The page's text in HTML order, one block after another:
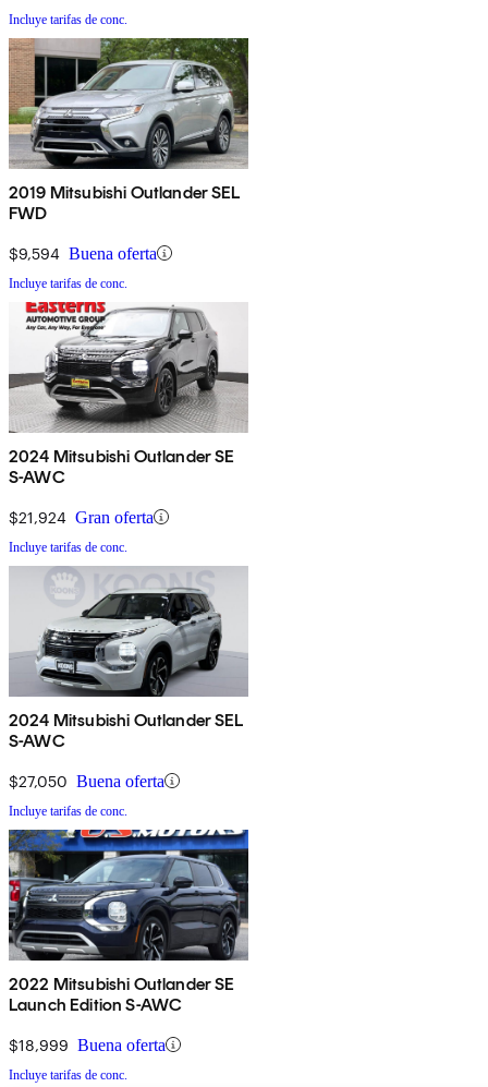
Incluye tarifas de conc.
2019 Mitsubishi Outlander SEL
FWD
$9,594 Buena oferta
Incluye tarifas de conc.
2024 Mitsubishi Outlander SE
S-AWC
$21,924 Gran oferta
Incluye tarifas de conc.
2024 Mitsubishi Outlander SEL
S-AWC
$27,050 Buena oferta
Incluye tarifas de conc.
2022 Mitsubishi Outlander SE
Launch Edition S-AWC
$18,999 Buena oferta
Incluye tarifas de conc.